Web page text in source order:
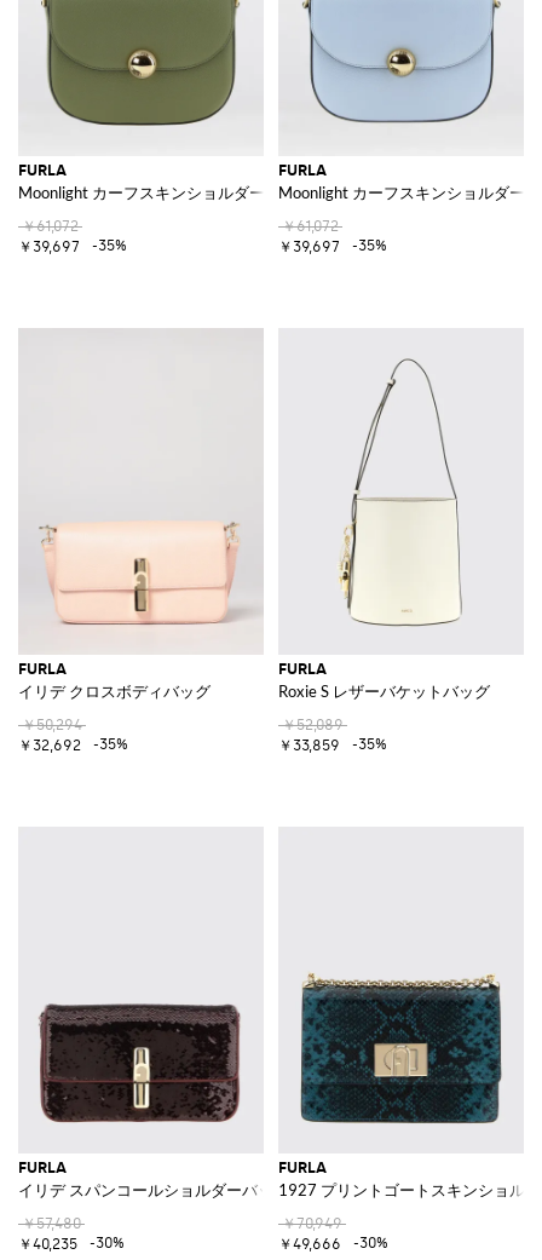
FURLA
Moonlight カーフスキンショルダーバッグ
￥61,072
￥39,697
-35%
FURLA
Moonlight カーフスキンショルダー
￥61,072
￥39,697
-35%
FURLA
イリデ クロスボディバッグ
￥50,294
￥32,692
-35%
FURLA
Roxie S レザーバケットバッグ
￥52,089
￥33,859
-35%
FURLA
イリデ スパンコールショルダーバッグ
￥57,480
￥40,235
-30%
FURLA
1927 プリントゴートスキンショル
￥70,949
￥49,666
-30%